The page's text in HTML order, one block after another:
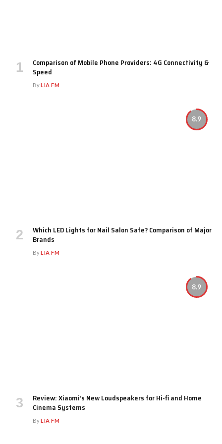
Comparison of Mobile Phone Providers: 4G Connectivity &
Speed
ByLIA FM
8.9
Which LED Lights for Nail Salon Safe? Comparison of Major
Brands
ByLIA FM
8.9
Review: Xiaomi’s New Loudspeakers for Hi-fi and Home
Cinema Systems
ByLIA FM